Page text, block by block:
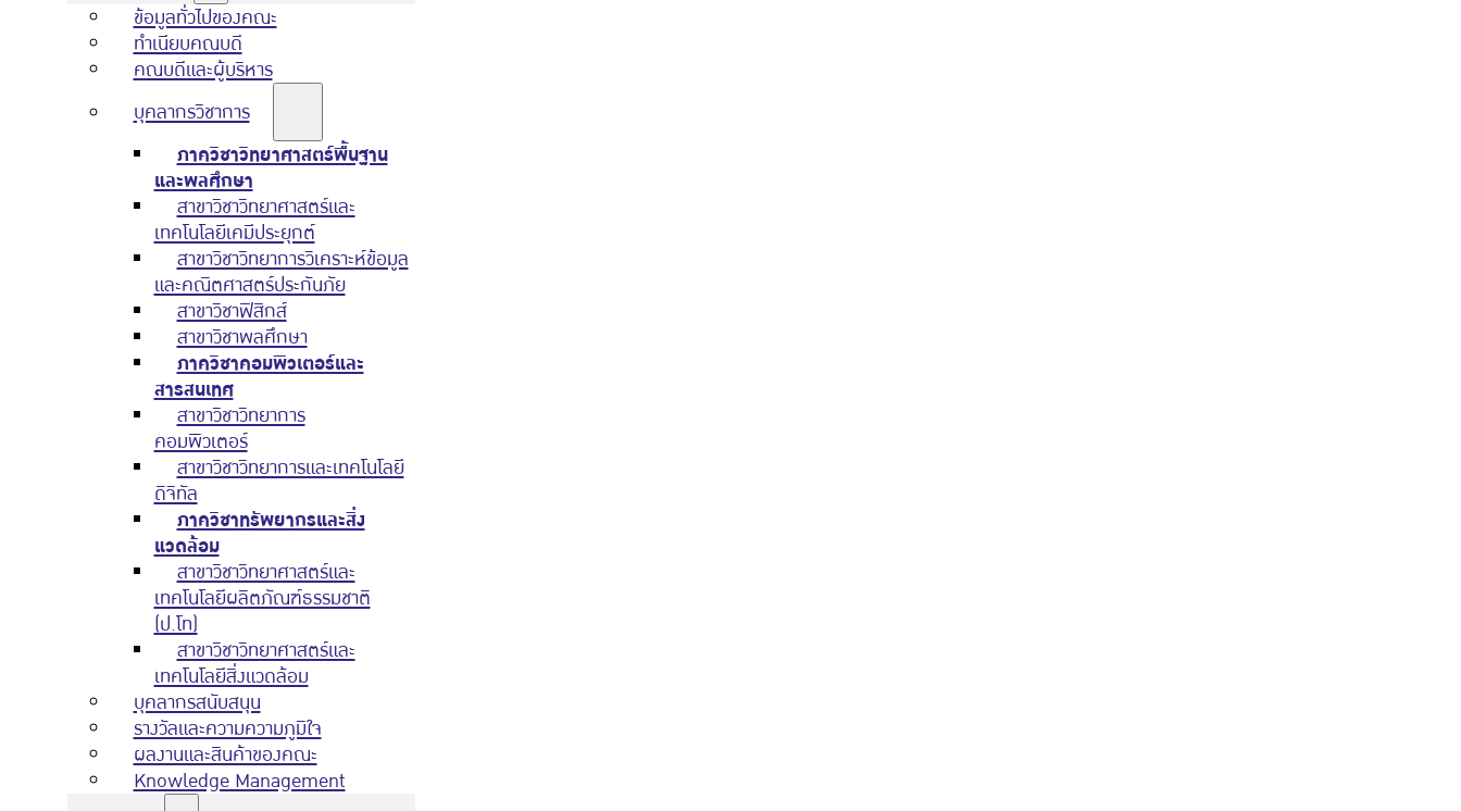
ข้อมูลทั่วไปของคณะ
ทำเนียบคณบดี
คณบดีและผู้บริหาร
บุคลากรวิชาการ
ภาควิชาวิทยาศาสตร์พื้นฐาน
และพลศึกษา
สาขาวิชาวิทยาศาสตร์และ
เทคโนโลยีเคมีประยุกต์
สาขาวิชาวิทยาการวิเคราะห์ข้อมูล
และคณิตศาสตร์ประกันภัย
สาขาวิชาฟิสิกส์
สาขาวิชาพลศึกษา
ภาควิชาคอมพิวเตอร์และ
สารสนเทศ
สาขาวิชาวิทยาการ
คอมพิวเตอร์
สาขาวิชาวิทยาการและเทคโนโลยี
ดิจิทัล
ภาควิชาทรัพยากรและสิ่ง
แวดล้อม
สาขาวิชาวิทยาศาสตร์และ
เทคโนโลยีผลิตภัณฑ์ธรรมชาติ
(ป.โท)
สาขาวิชาวิทยาศาสตร์และ
เทคโนโลยีสิ่งแวดล้อม
บุคลากรสนับสนุน
รางวัลและความความภูมิใจ
ผลงานและสินค้าของคณะ
Knowledge Management